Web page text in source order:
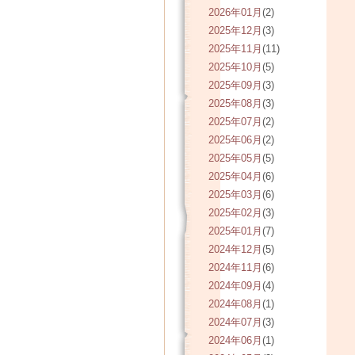
2026年01月 (2)
2025年12月 (3)
2025年11月 (11)
2025年10月 (5)
2025年09月 (3)
2025年08月 (3)
2025年07月 (2)
2025年06月 (2)
2025年05月 (5)
2025年04月 (6)
2025年03月 (6)
2025年02月 (3)
2025年01月 (7)
2024年12月 (5)
2024年11月 (6)
2024年09月 (4)
2024年08月 (1)
2024年07月 (3)
2024年06月 (1)